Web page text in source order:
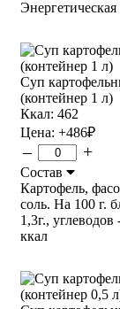
Суп
(контейнер 1 л)
Ккал: 462
Цена: +486₽
– +
Состав
Картофель,
соль. На 100 г.
1,3г.,
ккал